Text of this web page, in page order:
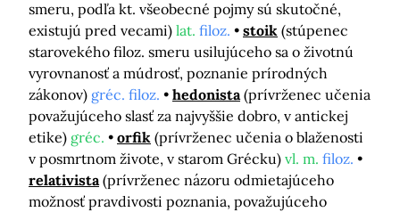
smeru, podľa kt. všeobecné pojmy sú skutočné,
existujú pred vecami) lat. filoz. stoik (stúpenec
starovekého filoz. smeru usilujúceho sa o životnú
vyrovnanosť a múdrosť, poznanie prírodných
zákonov) gréc. filoz. hedonista (prívrženec učenia
považujúceho slasť za najvyššie dobro, v antickej
etike) gréc. orfik (prívrženec učenia o blaženosti
v posmrtnom živote, v starom Grécku) vl. m. filoz.
relativista (prívrženec názoru odmietajúceho
možnosť pravdivosti poznania, považujúceho